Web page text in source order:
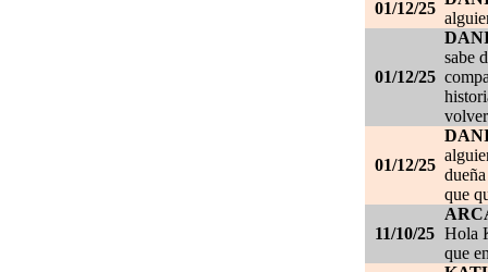
01/12/25
01/12/25
sabe
01/12/25
que
11/10/25 Hola
que